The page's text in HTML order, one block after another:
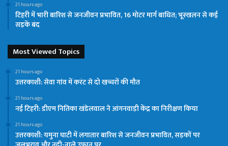
21 hours ago
टिहरी में भारी बारिश से जनजीवन प्रभावित, 16 मोटर मार्ग बाधित; भूस्खलन से कई
सड़कें बंद
Most Viewed Topics
21 hours ago
उत्तरकाशी: सेवा गांव में करंट से दो खच्चरों की मौत
21 hours ago
नई टिहरी: डीएम नितिका खंडेलवाल ने आंगनवाड़ी केंद्र का निरीक्षण किया
21 hours ago
उत्तरकाशी: यमुना घाटी में लगातार बारिश से जनजीवन प्रभावित, सड़कों पर